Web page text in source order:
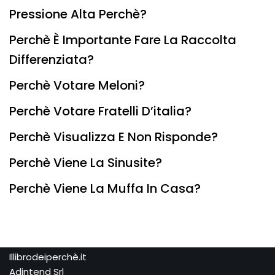
Pressione Alta Perchè?
Perchè È Importante Fare La Raccolta
Differenziata?
Perchè Votare Meloni?
Perchè Votare Fratelli D’italia?
Perchè Visualizza E Non Risponde?
Perchè Viene La Sinusite?
Perchè Viene La Muffa In Casa?
Illibrodeiperchè.it
Adintend Srl